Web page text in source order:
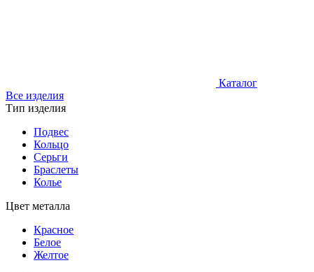
Каталог
Все изделия
Тип изделия
Подвес
Кольцо
Серьги
Браслеты
Колье
Цвет металла
Красное
Белое
Желтое